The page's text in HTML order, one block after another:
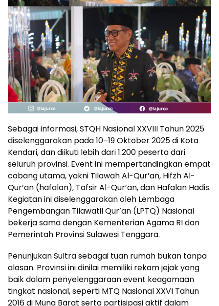
Sebagai informasi, STQH Nasional XXVIII Tahun 2025
diselenggarakan pada 10–19 Oktober 2025 di Kota
Kendari, dan diikuti lebih dari 1.200 peserta dari
seluruh provinsi. Event ini mempertandingkan empat
cabang utama, yakni Tilawah Al-Qur’an, Hifzh Al-
Qur’an (hafalan), Tafsir Al-Qur’an, dan Hafalan Hadis.
Kegiatan ini diselenggarakan oleh Lembaga
Pengembangan Tilawatil Qur’an (LPTQ) Nasional
bekerja sama dengan Kementerian Agama RI dan
Pemerintah Provinsi Sulawesi Tenggara.
Penunjukan Sultra sebagai tuan rumah bukan tanpa
alasan. Provinsi ini dinilai memiliki rekam jejak yang
baik dalam penyelenggaraan event keagamaan
tingkat nasional, seperti MTQ Nasional XXVI Tahun
2016 di Muna Barat serta partisipasi aktif dalam